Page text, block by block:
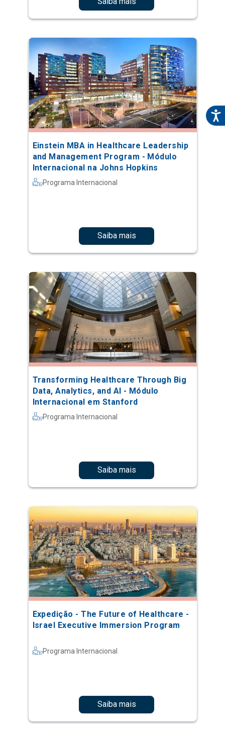
Einstein MBA in Healthcare Leadership
and Management Program - Módulo
Internacional na Johns Hopkins
Programa Internacional
Saiba mais
Transforming Healthcare Through Big
Data, Analytics, and AI - Módulo
Internacional em Stanford
Programa Internacional
Saiba mais
Expedição - The Future of Healthcare -
Israel Executive Immersion Program
Programa Internacional
Saiba mais